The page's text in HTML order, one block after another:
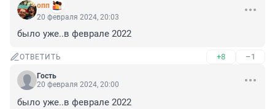
опп
20 февраля 2024, 20:03
было уже..в феврале 2022
ОТВЕТИТЬ +8 –1
Гость
20 февраля 2024, 20:00
было уже..в феврале 2022